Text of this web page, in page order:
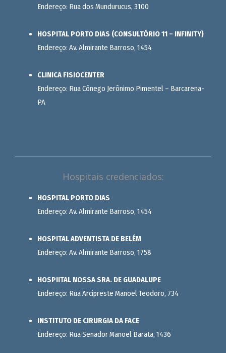
Endereço: Rua dos Mundurucus, 3100
HOSPITAL PORTO DIAS (CONSULTÓRIO 11 – INFINITY)
Endereço: Av. Almirante Barroso, 1454
CLINICA FISIOCENTER
Endereço: Rua Cônego Jerônimo Pimentel – Barcarena-
PA
Hospitais credenciados:
HOSPITAL PORTO DIAS
Endereço: Av. Almirante Barroso, 1454
HOSPITAL ADVENTISTA DE BELÉM
Endereço: Av. Almirante Barroso, 1758
HOSPIITAL NOSSA SRA. DE GUADALUPE
Endereço: Rua Arcipreste Manoel Teodoro, 734
INSTITUTO DE CIRURGIA DA FACE
Endereço: Rua Senador Manoel Barata, 1436